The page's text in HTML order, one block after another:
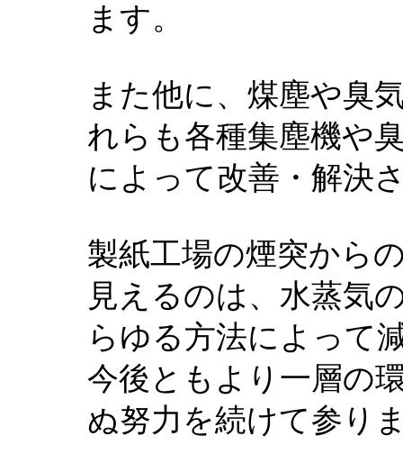
ます。
また他に、煤塵や臭
れらも各種集塵機や
によって改善・解決
製紙工場の煙突から
見えるのは、水蒸気
らゆる方法によって
今後ともより一層の
ぬ努力を続けて参り